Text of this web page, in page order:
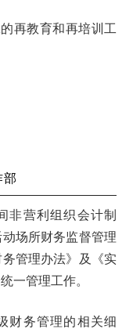
再教育和再培训工
非营利组织会计制
场所财务监督管理
管理办法》及《实
一管理工作。
财务管理的相关细